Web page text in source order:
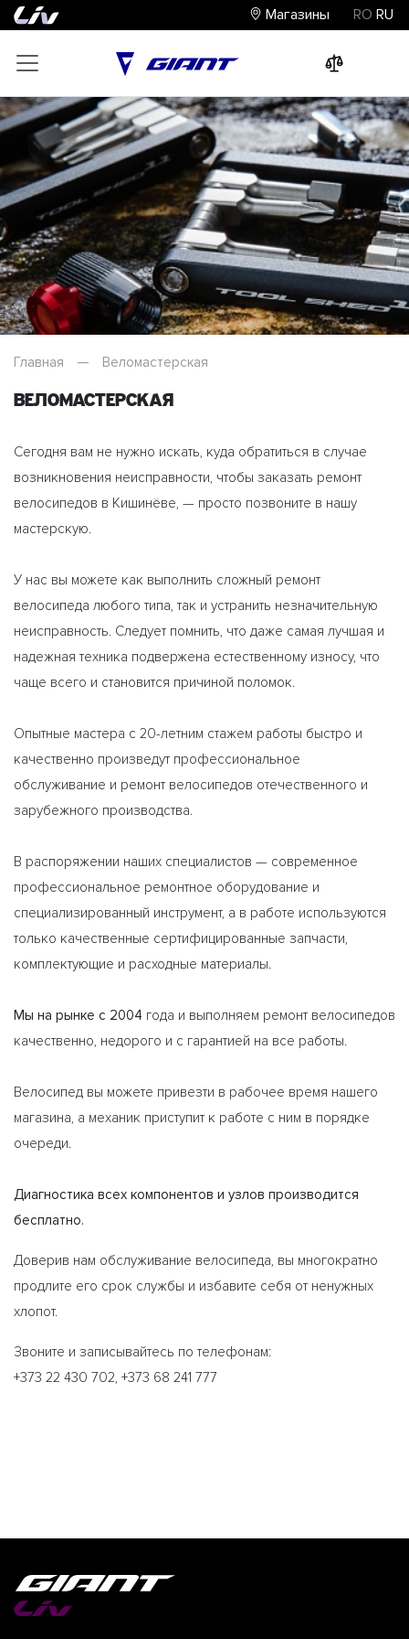
Магазины RO RU
Главная — Веломастерская
Веломастерская
Сегодня вам не нужно искать, куда обратиться в случае
возникновения неисправности, чтобы заказать ремонт
велосипедов в Кишинёве, — просто позвоните в нашу
мастерскую.
У нас вы можете как выполнить сложный ремонт
велосипеда любого типа, так и устранить незначительную
неисправность. Следует помнить, что даже самая лучшая и
надежная техника подвержена естественному износу, что
чаще всего и становится причиной поломок.
Опытные мастера с 20-летним стажем работы быстро и
качественно произведут профессиональное
обслуживание и ремонт велосипедов отечественного и
зарубежного производства.
В распоряжении наших специалистов — современное
профессиональное ремонтное оборудование и
специализированный инструмент, а в работе используются
только качественные сертифицированные запчасти,
комплектующие и расходные материалы.
Мы на рынке с 2004 года и выполняем ремонт велосипедов
качественно, недорого и с гарантией на все работы.
Велосипед вы можете привезти в рабочее время нашего
магазина, а механик приступит к работе с ним в порядке
очереди.
Диагностика всех компонентов и узлов производится
бесплатно.
Доверив нам обслуживание велосипеда, вы многократно
продлите его срок службы и избавите себя от ненужных
хлопот.
Звоните и записывайтесь по телефонам:
+373 22 430 702, +373 68 241 777